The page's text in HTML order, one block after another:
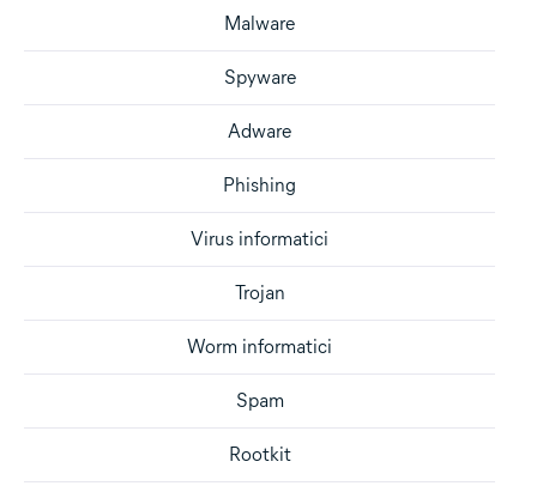
Malware
Spyware
Adware
Phishing
Virus informatici
Trojan
Worm informatici
Spam
Rootkit